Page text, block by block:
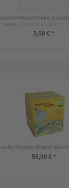
Inhalt: 12 Stück (0,29 € * /
3,50 € *
Reptile Bright Sun
59,90 € *